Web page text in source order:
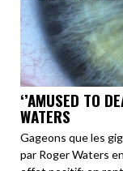
‘’AMUSED TO
WATERS
Gageons que les
par Roger Waters